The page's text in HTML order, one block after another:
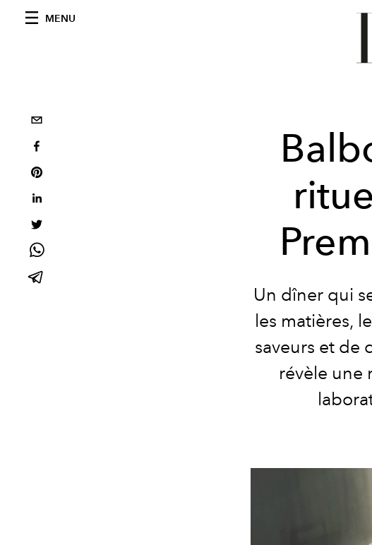
MENU
Un dîner qui
les matières,
saveurs et de
révèle une